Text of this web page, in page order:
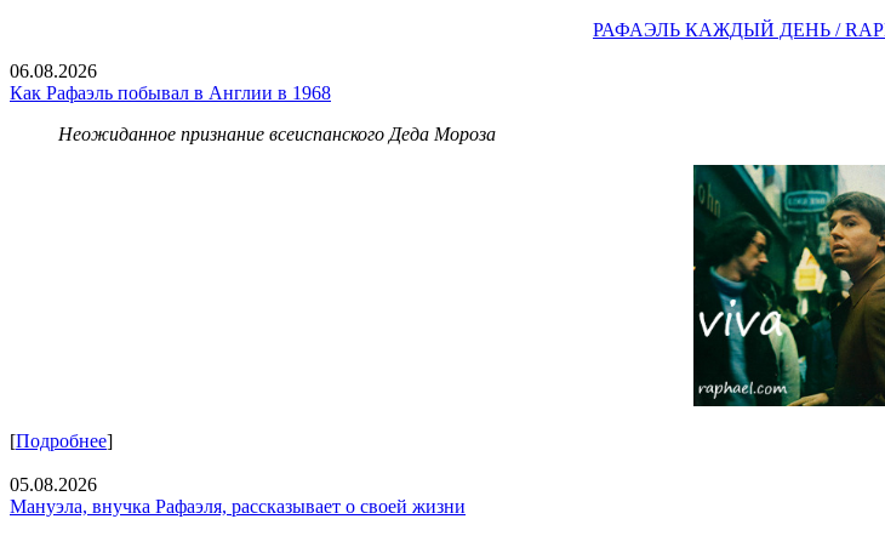
РАФАЭЛЬ КАЖДЫЙ ДЕНЬ /
06.08.2026
Как Рафаэль побывал в Англии в 1968
Неожиданное признание всеиспанского Деда Мороза
[Подробнее]
05.08.2026
Мануэла, внучка Рафаэля, рассказывает о своей жизни